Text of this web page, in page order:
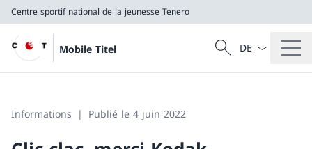
Centre sportif national de la jeunesse Tenero
Mobile Titel
Recherche
Recherche
La langue
Informations Publié le 4 juin 2022